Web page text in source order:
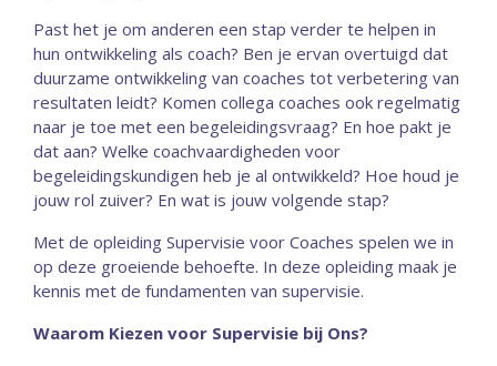
Past het je om anderen een stap verder te helpen in
hun ontwikkeling als coach? Ben je ervan overtuigd dat
duurzame ontwikkeling van coaches tot verbetering van
resultaten leidt? Komen collega coaches ook regelmatig
naar je toe met een begeleidingsvraag? En hoe pakt je
dat aan? Welke coachvaardigheden voor
begeleidingskundigen heb je al ontwikkeld? Hoe houd je
jouw rol zuiver? En wat is jouw volgende stap?
Met de opleiding Supervisie voor Coaches spelen we in
op deze groeiende behoefte. In deze opleiding maak je
kennis met de fundamenten van supervisie.
Waarom Kiezen voor Supervisie bij Ons?